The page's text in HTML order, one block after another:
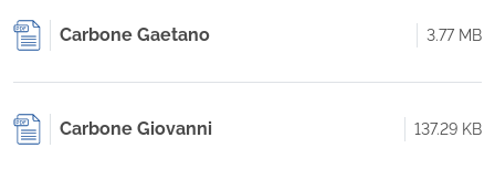
Carbone Gaetano 3.77 MB
Carbone Giovanni 137.29 KB